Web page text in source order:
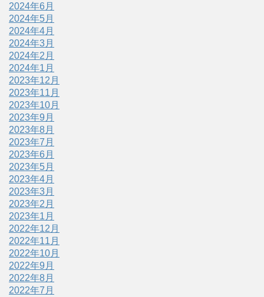
2024年6月
2024年5月
2024年4月
2024年3月
2024年2月
2024年1月
2023年12月
2023年11月
2023年10月
2023年9月
2023年8月
2023年7月
2023年6月
2023年5月
2023年4月
2023年3月
2023年2月
2023年1月
2022年12月
2022年11月
2022年10月
2022年9月
2022年8月
2022年7月